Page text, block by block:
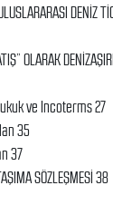
DENİZ
OLARAK
ve Incoterms 27
35
37
SÖZLEŞMESİ 38